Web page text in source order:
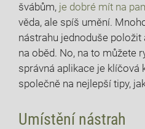
švábům, je dobré mít na
věda, ale spíš umění.
nástrahu jednoduše
na oběd. No, na to ⁢můžete
správná aplikace ⁣je klíčová⁢
společně na nejlepší⁣ tipy,
Umístění ​nástrah